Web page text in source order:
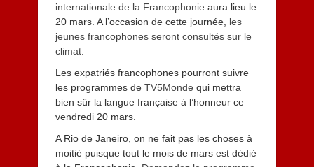
internationale de la Francophonie aura lieu le
20 mars. A l’occasion de cette journée, les
jeunes francophones seront consultés sur le
climat.
Les expatriés francophones pourront suivre
les programmes de TV5Monde qui mettra
bien sûr la langue française à l’honneur ce
vendredi 20 mars.
A Rio de Janeiro, on ne fait pas les choses à
moitié puisque tout le mois de mars est dédié